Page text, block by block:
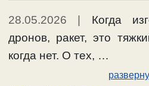
28.05.2026 | Когда
дронов, ракет, это
когда нет. О тех, …